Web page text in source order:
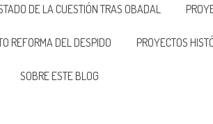
DE LA CUESTIÓN TRAS OBADAL
REFORMA DEL DESPIDO PROYECTOS
SOBRE ESTE BLOG